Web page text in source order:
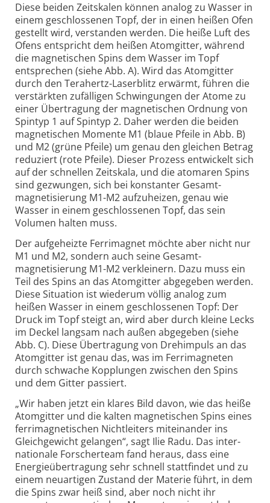
Diese beiden Zeitskalen können analog zu Wasser in
einem geschlossenen Topf, der in einen heißen Ofen
gestellt wird, verstanden werden. Die heiße Luft des
Ofens entspricht dem heißen Atom­gitter, während
die magnetischen Spins dem Wasser im Topf
entsprechen (siehe Abb. A). Wird das Atom­gitter
durch den Terahertz-Laserblitz erwärmt, führen die
verstärkten zufälligen Schwingungen der Atome zu
einer Übertragung der magnetischen Ordnung von
Spintyp 1 auf Spintyp 2. Daher werden die beiden
magnetischen Momente M1 (blaue Pfeile in Abb. B)
und M2 (grüne Pfeile) um genau den gleichen Betrag
reduziert (rote Pfeile). Dieser Prozess entwickelt sich
auf der schnellen Zeit­skala, und die atomaren Spins
sind gezwungen, sich bei konstanter Gesamt­
magnetisierung M1-M2 aufzu­heizen, genau wie
Wasser in einem geschlossenen Topf, das sein
Volumen halten muss.
Der aufgeheizte Ferri­magnet möchte aber nicht nur
M1 und M2, sondern auch seine Gesamt­
magnetisierung M1-M2 verkleinern. Dazu muss ein
Teil des Spins an das Atom­gitter abgegeben werden.
Diese Situation ist wiederum völlig analog zum
heißen Wasser in einem geschlossenen Topf: Der
Druck im Topf steigt an, wird aber durch kleine Lecks
im Deckel langsam nach außen abgegeben (siehe
Abb. C). Diese Übertragung von Dreh­impuls an das
Atom­gitter ist genau das, was im Ferri­magneten
durch schwache Kopplungen zwischen den Spins
und dem Gitter passiert.
„Wir haben jetzt ein klares Bild davon, wie das heiße
Atom­gitter und die kalten magnetischen Spins eines
ferri­magnetischen Nicht­leiters miteinander ins
Gleich­gewicht gelangen“, sagt Ilie Radu. Das inter­
nationale Forscher­team fand heraus, dass eine
Energie­übertragung sehr schnell statt­findet und zu
einem neu­artigen Zustand der Materie führt, in dem
die Spins zwar heiß sind, aber noch nicht ihr